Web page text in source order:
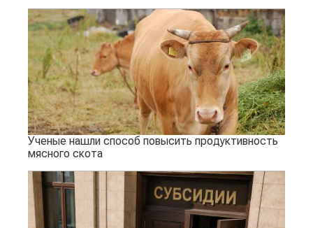
Ученые нашли способ повысить продуктивность
мясного скота